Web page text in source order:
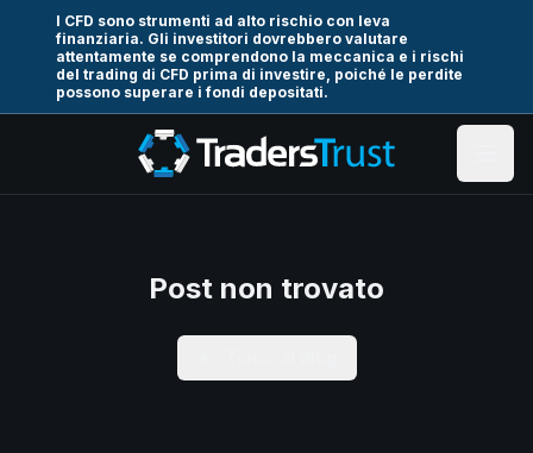
I CFD sono strumenti ad alto rischio con leva
finanziaria. Gli investitori dovrebbero valutare
attentamente se comprendono la meccanica e i rischi
del trading di CFD prima di investire, poiché le perdite
possono superare i fondi depositati.
Post non trovato